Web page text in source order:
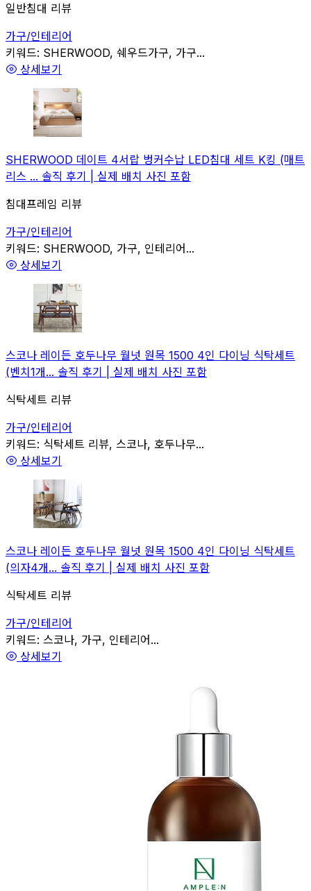
일반침대 리뷰
가구/인테리어
관련
키워드: SHERWOOD, 쉐우드가구, 가구...
상세보기
SHERWOOD 데이트 4서랍 벙커수납 LED침대 세트 K킹 (매트
리스 ... 솔직 후기 | 실제 배치 사진 포함
침대프레임 리뷰
가구/인테리어
관련
키워드: SHERWOOD, 가구, 인테리어...
상세보기
스코나 레이든 호두나무 월넛 원목 1500 4인 다이닝 식탁세트
(벤치1개... 솔직 후기 | 실제 배치 사진 포함
식탁세트 리뷰
가구/인테리어
관련
키워드: 식탁세트 리뷰, 스코나, 호두나무...
상세보기
스코나 레이든 호두나무 월넛 원목 1500 4인 다이닝 식탁세트
(의자4개... 솔직 후기 | 실제 배치 사진 포함
식탁세트 리뷰
가구/인테리어
관련
키워드: 스코나, 가구, 인테리어...
상세보기